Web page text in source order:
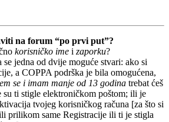
na forum “po prvi put”?
korisničko ime i zaporku?
jedna od dvije moguće stvari: ako si
a COPPA podrška je bila omogućena,
se i imam manje od 13 godina trebat ćeš
su ti stigle elektroničkom poštom; ili je
tvojeg korisničkog računa [za što si
prilikom same Registracije ili ti je stigla